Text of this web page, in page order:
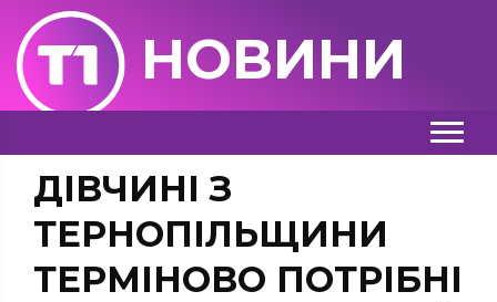
НОВИНИ
ДІВЧИНІ З
ТЕРНОПІЛЬЩИНИ
ТЕРМІНОВО ПОТРІБНІ